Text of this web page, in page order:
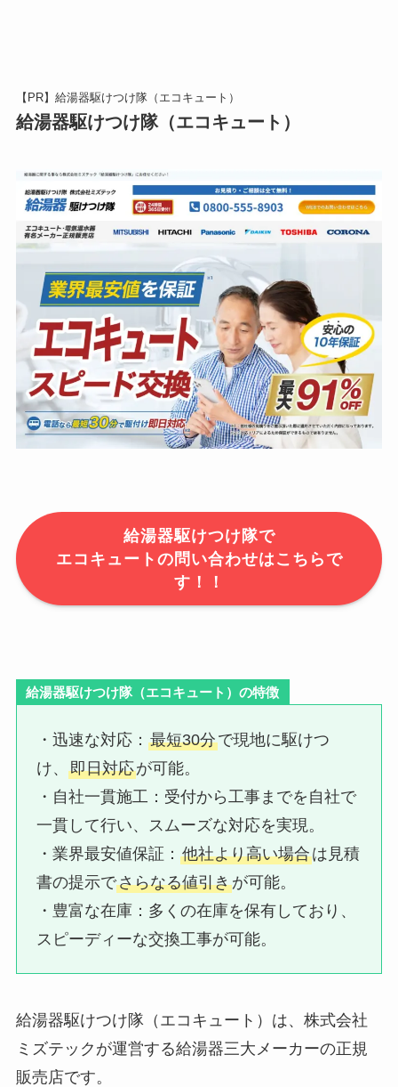
【PR】給湯器駆けつけ隊（エコキュート）
給湯器駆けつけ隊（エコキュート）
給湯器駆けつけ隊で
エコキュートの問い合わせはこちらで
す！！
給湯器駆けつけ隊（エコキュート）の特徴
・迅速な対応：​最短30分で現地に駆けつ
け、即日対応が可能。
・自社一貫施工：​受付から工事までを自社で
一貫して行い、スムーズな対応を実現。
・業界最安値保証：​他社より高い場合は見積
書の提示でさらなる値引きが可能。
・豊富な在庫：​多くの在庫を保有しており、
スピーディーな交換工事が可能。
給湯器駆けつけ隊（エコキュート）は、株式会社
ミズテックが運営する給湯器三大メーカーの正規
販売店です。